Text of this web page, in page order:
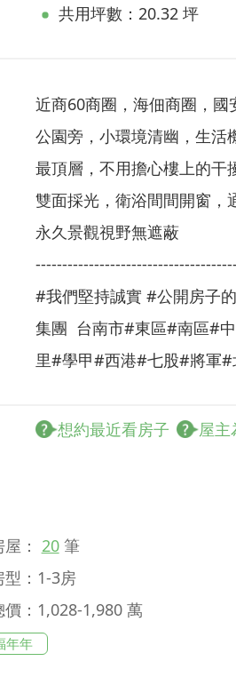
共用坪數：20.32 坪
近商60商圈，海佃商圈，國
公園旁，小環境清幽，生活
最頂層，不用擔心樓上的干
雙面採光，衛浴間間開窗，
永久景觀視野無遮蔽
#我們堅持誠實 #公開房子
集團 台南市#東區#南區#
里#學甲#西港#七股#將軍
想約最近看房子 屋
： 20筆
型：1-3房
價：1,028-1,980 萬
年年